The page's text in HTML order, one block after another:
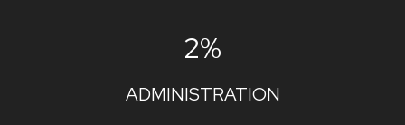
2%
ADMINISTRATION